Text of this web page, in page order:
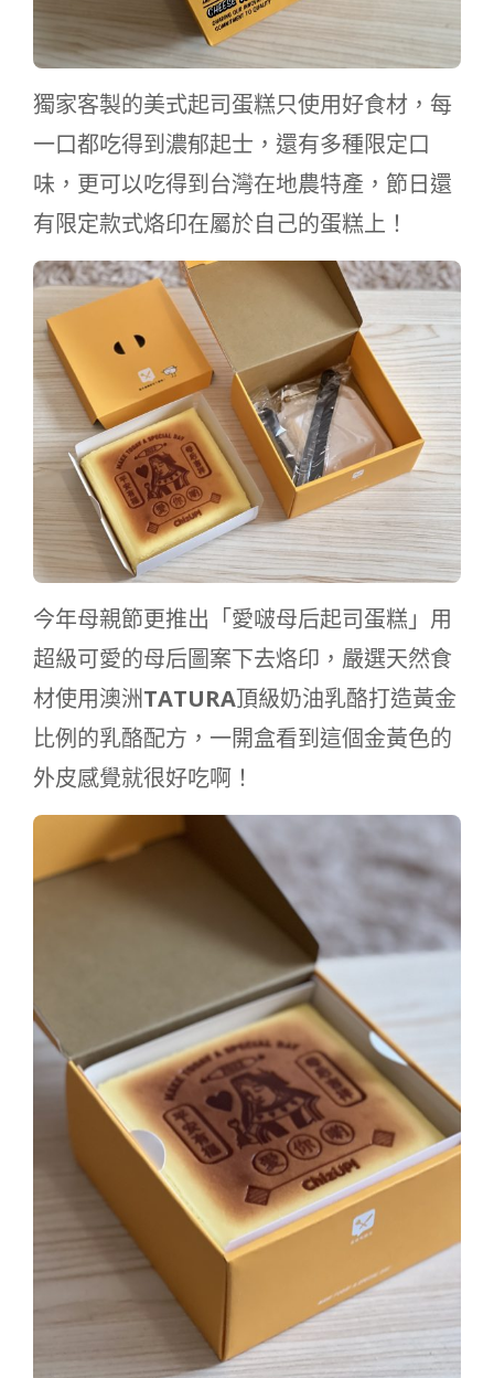
獨家客製的美式起司蛋糕只使用好食材，每
一口都吃得到濃郁起士，還有多種限定口
味，更可以吃得到台灣在地農特產，節日還
有限定款式烙印在屬於自己的蛋糕上！
今年母親節更推出「愛啵母后起司蛋糕」用
超級可愛的母后圖案下去烙印，嚴選天然食
材使用澳洲TATURA頂級奶油乳酪打造黃金
比例的乳酪配方，一開盒看到這個金黃色的
外皮感覺就很好吃啊！